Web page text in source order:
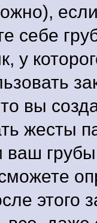
себе
у
вы
жесты
этого